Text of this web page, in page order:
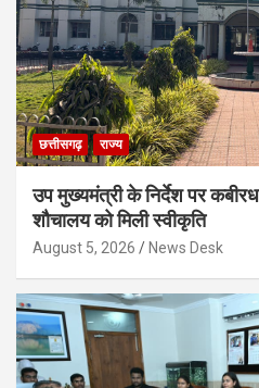
छत्तीसगढ़ राज्य
उप मुख्यमंत्री के निर्देश पर
शौचालय को मिली स्वीकृति
August 5, 2026 News Desk